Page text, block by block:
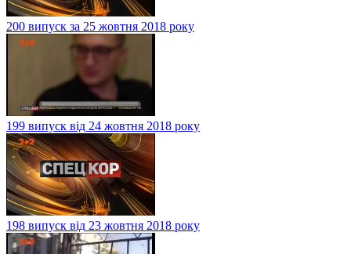
200 випуск за 25 жовтня 2018 року
199 випуск від 24 жовтня 2018 року
198 випуск від 23 жовтня 2018 року